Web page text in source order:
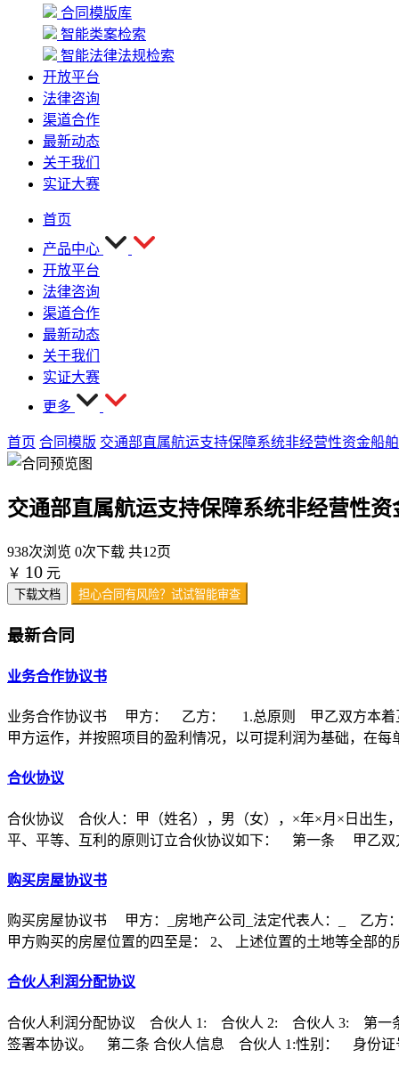
合同模版库
智能类案检索
智能法律法规检索
开放平台
法律咨询
渠道合作
最新动态
关于我们
实证大赛
首页
产品中心
开放平台
法律咨询
渠道合作
最新动态
关于我们
实证大赛
更多
首页 合同模版 交通部直属航运支持保障系统非经营性资金船
交通部直属航运支持保障系统非经营性
938次浏览 0次下载 共12页
￥ 10 元
下载文档 担心合同有风险？试试智能审查
最新合同
业务合作协议书
业务合作协议书 甲方： 乙方： 1.总原则 甲乙双方本着互
甲方运作，并按照项目的盈利情况，以可提利润为基础，在每
合伙协议
合伙协议 合伙人：甲（姓名），男（女），×年×月×日出
平、平等、互利的原则订立合伙协议如下： 第一条 甲乙双
购买房屋协议书
购买房屋协议书 甲方：_房地产公司_法定代表人：_ 乙方
甲方购买的房屋位置的四至是： 2、 上述位置的土地等全部的
合伙人利润分配协议
合伙人利润分配协议 合伙人 1: 合伙人 2: 合伙人 3: 第一条
签署本协议。 第二条 合伙人信息 合伙人 1:性别： 身份